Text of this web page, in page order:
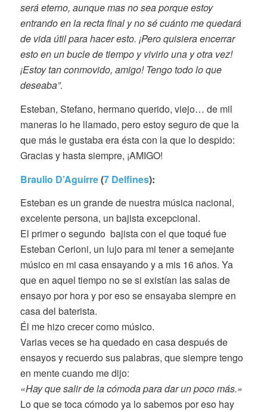
será eterno, aunque mas no sea porque estoy
entrando en la recta final y no sé cuánto me quedará
de vida útil para hacer esto. ¡Pero quisiera encerrar
esto en un bucle de tiempo y vivirlo una y otra vez!
¡Estoy tan conmovido, amigo! Tengo todo lo que
deseaba”.
Esteban, Stefano, hermano querido, viejo… de mil
maneras lo he llamado, pero estoy seguro de que la
que más le gustaba era ésta con la que lo despido:
Gracias y hasta siempre, ¡AMIGO!
Braulio D’Aguirre(7 Delfines):
Esteban es un grande de nuestra música nacional,
excelente persona, un bajista excepcional.
El primer o segundo bajista con el que toqué fue
Esteban Cerioni, un lujo para mi tener a semejante
músico en mi casa ensayando y a mis 16 años. Ya
que en aquel tiempo no se si existían las salas de
ensayo por hora y por eso se ensayaba siempre en
casa del baterista.
Él me hizo crecer como músico.
Varias veces se ha quedado en casa después de
ensayos y recuerdo sus palabras, que siempre tengo
en mente cuando me dijo:
«Hay que salir de la cómoda para dar un poco más.»
Lo que se toca cómodo ya lo sabemos por eso hay